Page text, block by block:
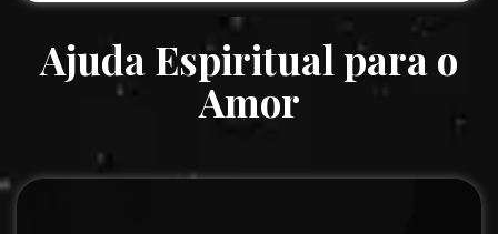
Ajuda Espiritual para o
Amor